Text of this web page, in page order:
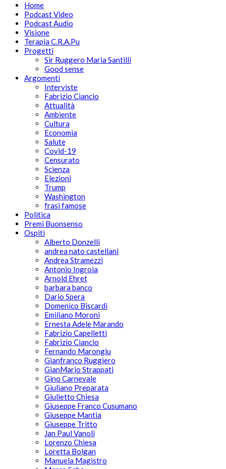
Home
Podcast Video
Podcast Audio
Visione
Terapia C.R.A.Pu
Progetti
Sir Ruggero Maria Santilli
Good sense
Argomenti
Interviste
Fabrizio Ciancio
Attualità
Ambiente
Cultura
Economia
Salute
Covid-19
Censurato
Scienza
Elezioni
Trump
Washington
frasi famose
Politica
Premi Buonsenso
Ospiti
Alberto Donzelli
andrea nato castellani
Andrea Stramezzi
Antonio Ingroia
Arnold Ehret
barbara banco
Dario Spera
Domenico Biscardi
Emiliano Moroni
Ernesta Adele Marando
Fabrizio Capelletti
Fabrizio Ciancio
Fernando Marongiu
Gianfranco Ruggiero
GianMario Strappati
Gino Carnevale
Giuliano Preparata
Giulietto Chiesa
Giuseppe Franco Cusumano
Giuseppe Mantia
Giuseppe Tritto
Jan Paul Vanoli
Lorenzo Chiesa
Loretta Bolgan
Manuela Magistro